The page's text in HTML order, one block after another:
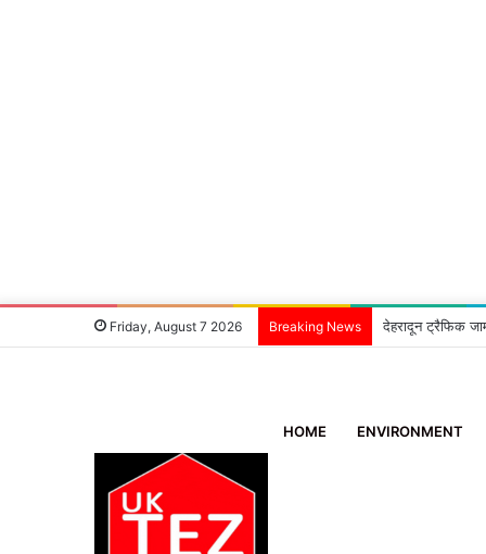
Friday, August 7 2026 Breaking News देहरादून ट्रैफिक
HOME ENVIRONMENT